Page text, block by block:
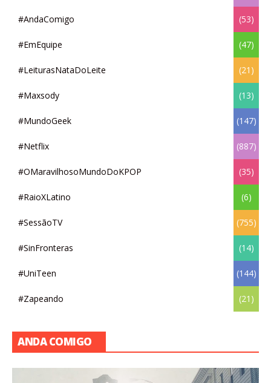
#AndaComigo (53)
#EmEquipe (47)
#LeiturasNataDoLeite (21)
#Maxsody (13)
#MundoGeek (147)
#Netflix (887)
#OMaravilhosoMundoDoKPOP (35)
#RaioXLatino (6)
#SessãoTV (755)
#SinFronteras (14)
#UniTeen (144)
#Zapeando (21)
ANDA COMIGO